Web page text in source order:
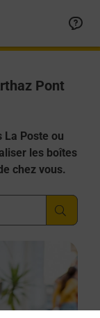
Pont
La Poste ou
les boîtes
chez vous.